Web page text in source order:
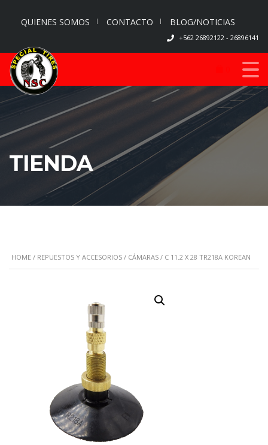
QUIENES SOMOS CONTACTO BLOG/NOTICIAS
+562 26892122 - 26896141
TIENDA
HOME / REPUESTOS Y ACCESORIOS / CÁMARAS / C 11.2 X 28 TR218A KOREAN